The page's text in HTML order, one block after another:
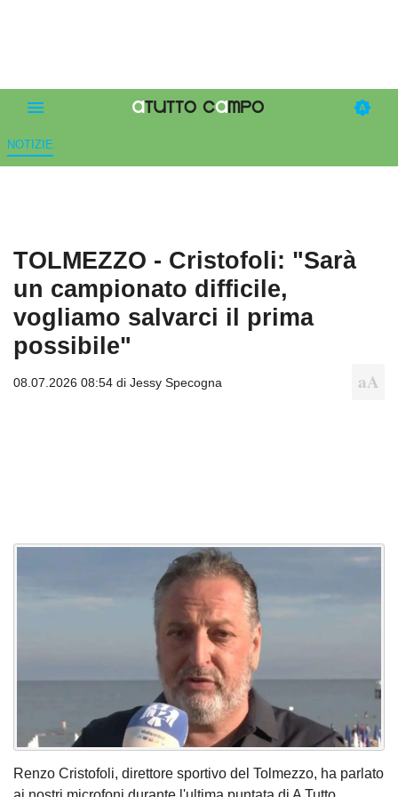
NOTIZIE
TOLMEZZO - Cristofoli: "Sarà
un campionato difficile,
vogliamo salvarci il prima
possibile"
08.07.2026 08:54 di Jessy Specogna
Renzo Cristofoli, direttore sportivo del Tolmezzo, ha parlato